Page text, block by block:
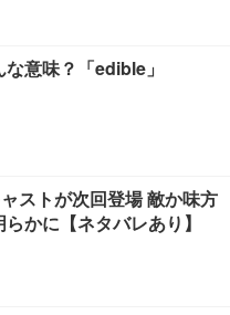
意味？「edible」
ストが次回登場 敵か味方
かに【ネタバレあり】